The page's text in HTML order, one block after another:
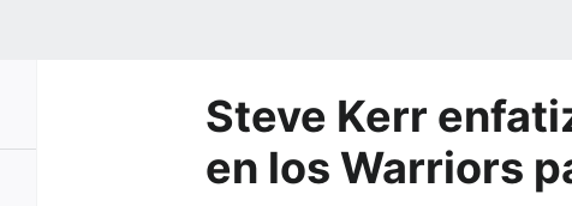
Steve Kerr
en los Warriors